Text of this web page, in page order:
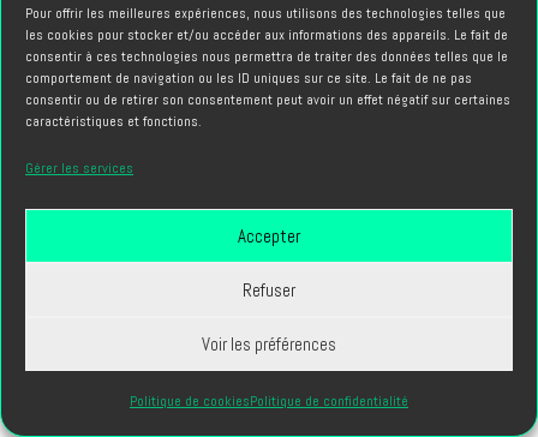
Pour offrir les meilleures expériences, nous utilisons des technologies telles que
les cookies pour stocker et/ou accéder aux informations des appareils. Le fait de
consentir à ces technologies nous permettra de traiter des données telles que le
comportement de navigation ou les ID uniques sur ce site. Le fait de ne pas
consentir ou de retirer son consentement peut avoir un effet négatif sur certaines
caractéristiques et fonctions.
Gérer les services
Accepter
Refuser
Voir les préférences
Politique de cookiesPolitique de confidentialité
l'évaluation précise du rendu final.
Le stockage rapide accélère considérablement les opérations.
Les SSD NVMe réduisent drastiquement les temps de
sur les projets volumineux manipulant des fichiers RAW de
plusieurs centaines de mégaoctets.
Gestion des Droits et Propriété
une attention rigoureuse pour éviter les complications légales
coûteuses. Les professionnels naviguent dans un